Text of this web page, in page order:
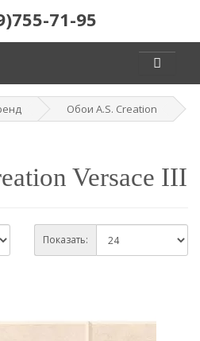
71-95
Обои A.S. Creation
Versace III
Показать: